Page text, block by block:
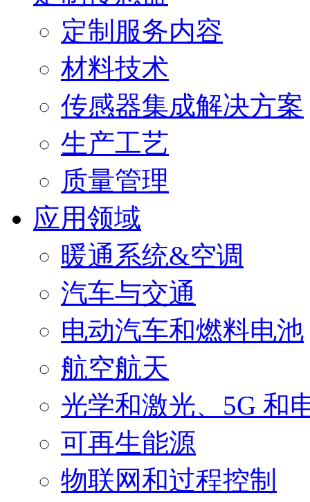
定制服务内容
材料技术
传感器集成解决方案
生产工艺
质量管理
应用领域
暖通系统&空调
汽车与交通
电动汽车和燃料电池
航空航天
光学和激光、5G 和
可再生能源
物联网和过程控制